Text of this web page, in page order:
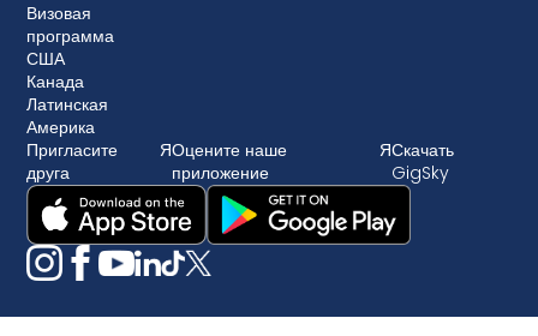
Визовая
программа
США
Канада
Латинская
Америка
Пригласите
друга
ЯОцените наше
приложение
ЯСкачать
GigSky